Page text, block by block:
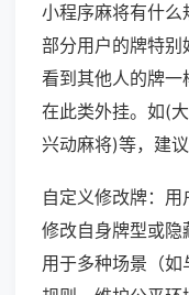
小程序麻将有什么
部分用户的牌特
看到其他人的牌
在此类外挂。如(
兴动麻将)等，建
自定义修改牌：用
修改自身牌型或隐
用于多种场景（